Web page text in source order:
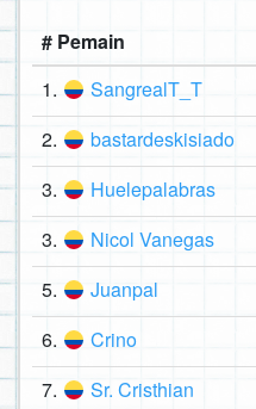
# Pemain
1.
SangrealT_T
2. bastardeskisiado
3. Huelepalabras
3. Nicol Vanegas
5. Juanpal
6. Crino
7. Sr. Cristhian